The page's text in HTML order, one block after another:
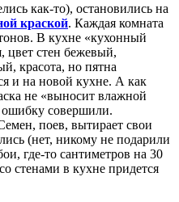
как-то), остановились на
краской. Каждая комната
В кухне «кухонный
цвет стен бежевый,
красота, но пятна
и на новой кухне. А как
не «выносит влажной
совершили.
поев, вытирает свои
(нет, никому не подарили
где-то сантиметров на 30
стенами в кухне придется